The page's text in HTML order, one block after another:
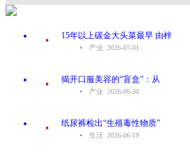
. 15年以上碳金大头菜最早 由梓
产业 2026-07-01
. 揭开口服美容的“盲盒”：从
产业 2026-06-30
. 纸尿裤检出“生殖毒性物质”
生活 2026-06-19